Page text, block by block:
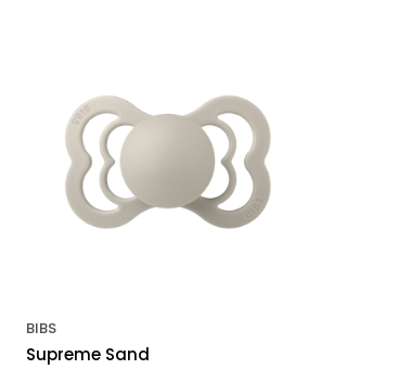
BIBS
Supreme Sand